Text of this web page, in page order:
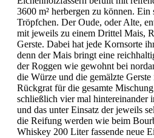
3600 m² herbergen zu können. Ein
Tröpfchen. Der Oude, oder Alte,
mit jeweils zu einem Drittel Mais,
Gerste. Dabei hat jede Kornsorte
denn der Mais bringt eine
der Roggen wie gewohnt bei
die Würze und die gemälzte
Rückgrat für die gesamte
schließlich vier mal hintereinander
und das unter Einsatz der jeweils
die Reifung werden wie beim
Whiskey 200 Liter fassende neue